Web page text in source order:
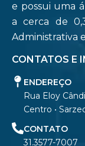
e possui uma
a cerca de
Administrativa
CONTATOS E
ENDEREÇO
Rua Eloy
Centro •
CONTATO
31.3577-7007